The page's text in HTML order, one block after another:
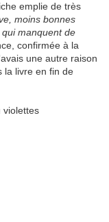
emplie de très
moins bonnes
manquent de
confirmée à la
une autre raison
la livre en fin de
violettes